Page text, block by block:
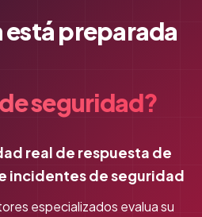
está preparada
seguridad?
real de respuesta de
incidentes de seguridad
especializados evalua su